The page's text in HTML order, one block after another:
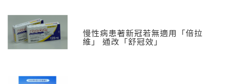
慢性病患著新冠若無適用「倍拉
維」 通改「舒冠效」